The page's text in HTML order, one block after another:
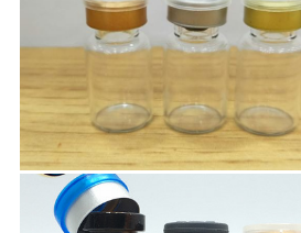
트
맵
PRIVACY
POLICY